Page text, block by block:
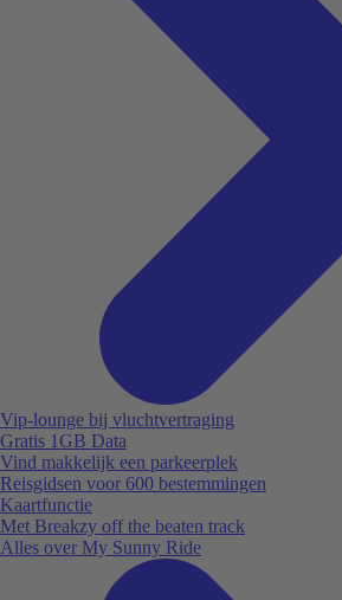
Vip-lounge bij vluchtvertraging
Gratis 1GB Data
Vind makkelijk een parkeerplek
Reisgidsen voor 600 bestemmingen
Kaartfunctie
Met Breakzy off the beaten track
Alles over My Sunny Ride